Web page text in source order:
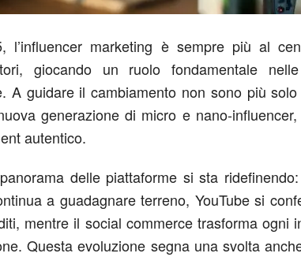
l’influencer marketing è sempre più al
giocando un ruolo fondamentale
A guidare il cambiamento non sono più
generazione di micro e nano-
autentico.
delle piattaforme si sta
a guadagnare terreno, YouTube si
mentre il social commerce trasforma ogni
Questa evoluzione segna una svolta